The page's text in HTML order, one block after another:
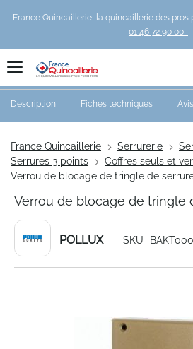
France Quincaillerie, la quincaillerie des pros
01 46 72 90 00 !
France Quincaillerie Serrurerie
Serrures 3 points
Coffres seuls et
Verrou de blocage de tringle de
Verrou de blocage de tringle
POLLUX SKU
Description Fiches techniques Avis